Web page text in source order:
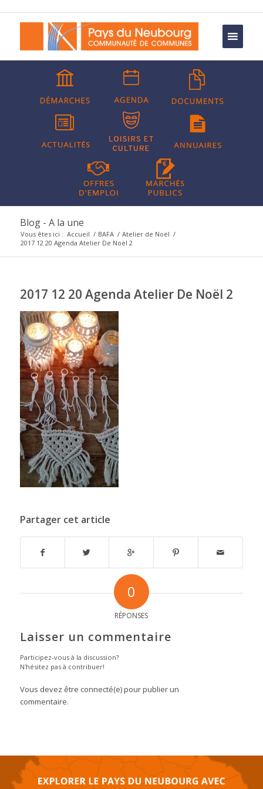
Blog - A la une
Vous êtes ici : Accueil / BAFA / Atelier de Noël /
2017 12 20 Agenda Atelier De Noël 2
2017 12 20 Agenda Atelier De Noël 2
Partager cet article
0
RÉPONSES
Laisser un commentaire
Participez-vous à la discussion?
N'hésitez pas à contribuer!
Vous devez être connecté(e) pour publier un
commentaire.